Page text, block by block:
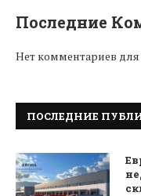
Последние
Нет комментариев
ПОСЛЕДНИЕ